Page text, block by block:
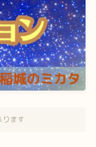
ます